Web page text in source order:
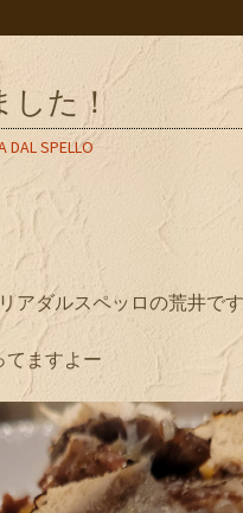
した！
DAL SPELLO
アダルスペッロの荒井で
てますよー